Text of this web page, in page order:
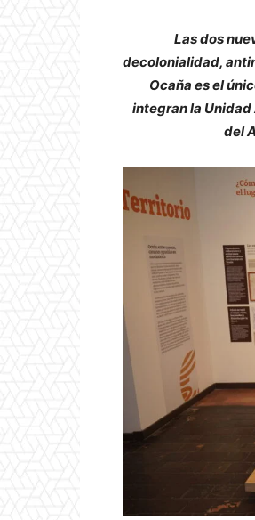
Las dos
decolonialidad,
Ocaña es el
integran la Unidad
del